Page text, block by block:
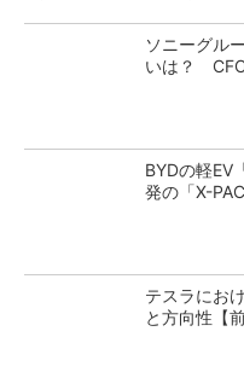
ソニーグル
いは？
BYDの軽EV
発の「X-
テスラにお
と方向性【前